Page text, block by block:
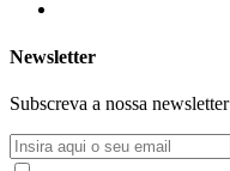
Newsletter
Subscreva a nossa newsletter